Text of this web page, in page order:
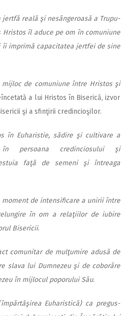
jertfă reală şi nesângeroasă a Tru­pu­
îl aduce pe om în comuniune
îi imprimă capacitatea jertfei de sine
mijloc de comuniune între Hristos şi
a lui Hristos în Biserică, izvor
şi a sfinţirii credincioşilor.
în Eu­ha­ristie, sădire şi cultivare a
persoana credinciosului şi
faţă de semeni şi în­treaga
moment de intensificare a unirii între
în om a relaţiilor de iubire
Bi­sericii.
co­mu­nitar de mulţumire adusă de
slava lui Dumnezeu şi de coborâre
în mijlocul poporului Său.
Euharistică) ca pregus­